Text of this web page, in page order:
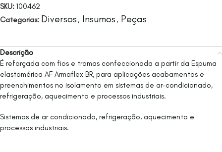
SKU: 100462
Categorias: Diversos , Insumos , Peças
Descrição
É reforçada com fios e tramas confeccionada a partir da Espuma
elastomérica AF Armaflex BR, para aplicações acabamentos e
preenchimentos no isolamento em sistemas de ar-condicionado,
refrigeração, aquecimento e processos industriais.
Sistemas de ar condicionado, refrigeração, aquecimento e
processos industriais.